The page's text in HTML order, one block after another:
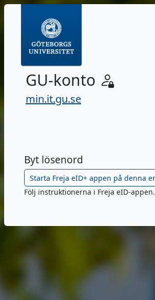
GU-konto
min.it.gu.se
Byt lösenord
Följ instruktionerna i Freja eID-appen.